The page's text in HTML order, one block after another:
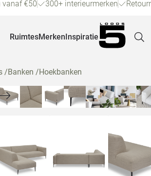
vanaf €50 300+ interieurmerken
RuimtesMerkenInspiratie
/Banken /Hoekbanken